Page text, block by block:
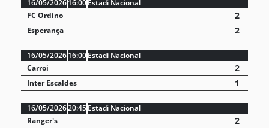
16/05/202616:00Estadi Nacional
FC Ordino
2
Esperança 2
16/05/202616:00Estadi Nacional
Carroi
2
Inter Escaldes 1
16/05/202620:45Estadi Nacional
Ranger's
2